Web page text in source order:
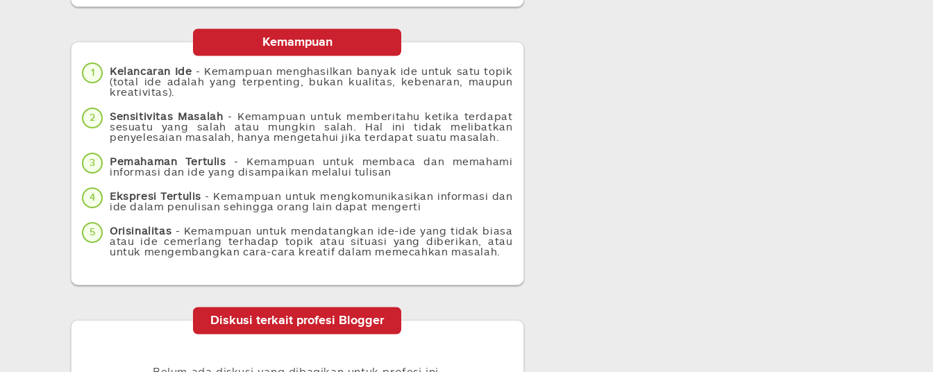
Kemampuan
1 Kelancaran Ide - Kemampuan menghasilkan banyak ide untuk satu topik
(total ide adalah yang terpenting, bukan kualitas, kebenaran, maupun
kreativitas).
2 Sensitivitas Masalah - Kemampuan untuk memberitahu ketika terdapat
sesuatu yang salah atau mungkin salah. Hal ini tidak melibatkan
penyelesaian masalah, hanya mengetahui jika terdapat suatu masalah.
3 Pemahaman Tertulis - Kemampuan untuk membaca dan memahami
informasi dan ide yang disampaikan melalui tulisan
4 Ekspresi Tertulis - Kemampuan untuk mengkomunikasikan informasi dan
ide dalam penulisan sehingga orang lain dapat mengerti
5 Orisinalitas - Kemampuan untuk mendatangkan ide-ide yang tidak biasa
atau ide cemerlang terhadap topik atau situasi yang diberikan, atau
untuk mengembangkan cara-cara kreatif dalam memecahkan masalah.
Diskusi terkait profesi Blogger